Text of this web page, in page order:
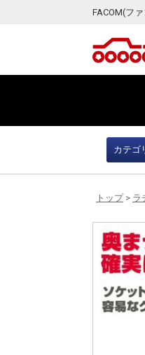
FACOM(フ
カテゴ
トップ> ラ